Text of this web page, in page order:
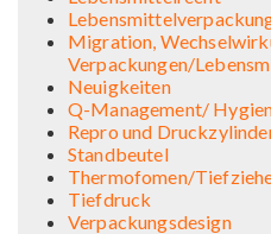
Migration,
Verpackungen/
Neuigkeiten
Q-Management/
Repro und
Standbeutel
Thermofomen/
Tiefdruck
Verpackungsdesign